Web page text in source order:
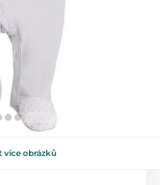
více obrázků